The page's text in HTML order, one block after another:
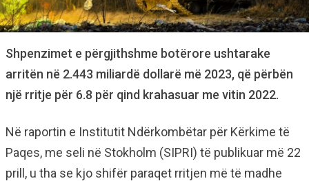
Shpenzimet e përgjithshme botërore ushtarake
arritën në 2.443 miliardë dollarë më 2023, që përbën
një rritje për 6.8 për qind krahasuar me vitin 2022.
Në raportin e Institutit Ndërkombëtar për Kërkime të
Paqes, me seli në Stokholm (SIPRI) të publikuar më 22
prill, u tha se kjo shifër paraqet rritjen më të madhe